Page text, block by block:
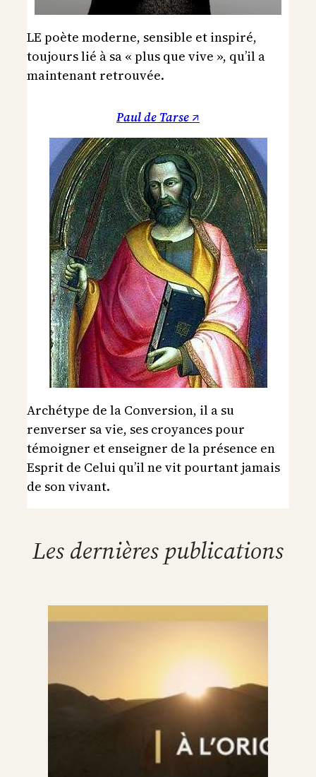
LE poète moderne, sensible et inspiré,
toujours lié à sa « plus que vive », qu’il a
maintenant retrouvée.
Paul de Tarse ↗
Archétype de la Conversion, il a su
renverser sa vie, ses croyances pour
témoigner et enseigner de la présence en
Esprit de Celui qu’il ne vit pourtant jamais
de son vivant.
Les dernières publications